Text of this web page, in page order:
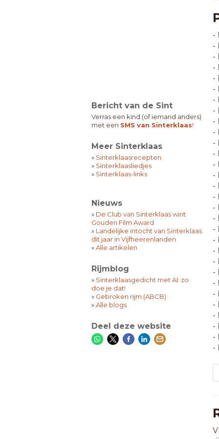
Bericht van de Sint
Verras een kind (of iemand anders)
met een SMS van Sinterklaas!
Meer Sinterklaas
» Sinterklaasrecepten
» Sinterklaasliedjes
» Sinterklaas-links
Nieuws
» De Club van Sinterklaas wint
Gouden Film Award
» Landelijke intocht van Sinterklaas
dit jaar in Vijfheerenlanden
»Alle artikelen
Rijmblog
» Sinterklaasgedicht met AI: zo
doe je dat!
» Gebroken rijm (ABCB)
»Alle blogs
Deel deze website
-
-
-
-
-
-
-
-
-
-
-
-
-
-
-
-
-
-
-
-
-
-
-
-
-
-
-
-
-
-